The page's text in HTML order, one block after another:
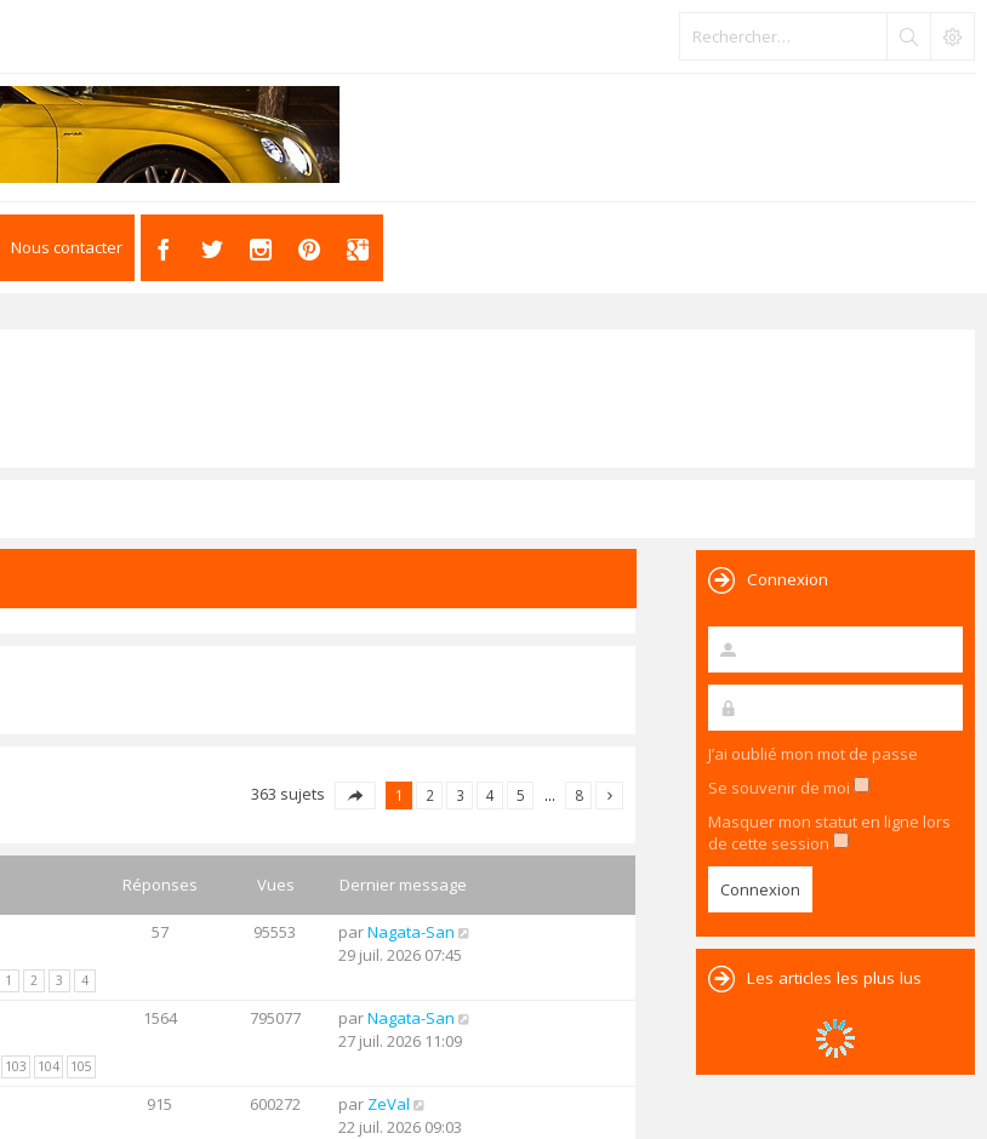
Nous contacter
363 sujets 1 2 3 4 5 … 8
Réponses Vues Dernier message
1 2 3 4
57 95553 parNagata-San
29 juil. 2026 07:45
103 104 105
1564 795077 parNagata-San
27 juil. 2026 11:09
915 600272 par ZeVal
22 juil. 2026 09:03
Connexion
J’ai oublié mon mot de passe
Se souvenir de moi
Masquer mon statut en ligne lors
de cette session
Les articles les plus lus